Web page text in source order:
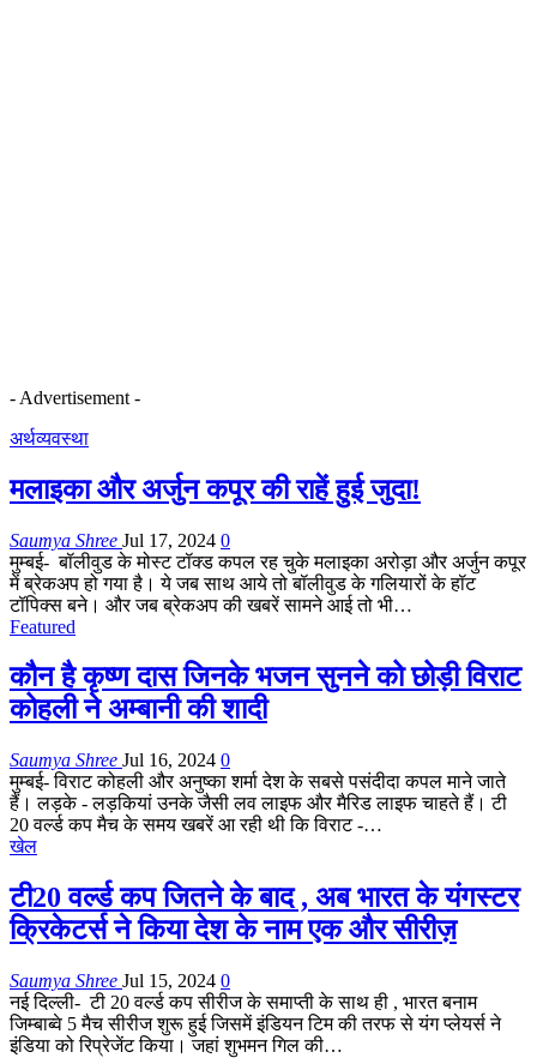
- Advertisement -
अर्थव्यवस्था
मलाइका और अर्जुन कपूर की राहें हुई जुदा!
Saumya Shree Jul 17, 2024 0
मुम्बई- बॉलीवुड के मोस्ट टॉक्ड कपल रह चुके मलाइका अरोड़ा और अर्जुन कपूर
में ब्रेकअप हो गया है। ये जब साथ आये तो बॉलीवुड के गलियारों के हॉट
टॉपिक्स बने। और जब ब्रेकअप की खबरें सामने आई तो भी…
Featured
कौन है कृष्ण दास जिनके भजन सुनने को छोड़ी विराट
कोहली ने अम्बानी की शादी
Saumya Shree Jul 16, 2024 0
मुम्बई- विराट कोहली और अनुष्का शर्मा देश के सबसे पसंदीदा कपल माने जाते
हैं। लड़के - लड़कियां उनके जैसी लव लाइफ और मैरिड लाइफ चाहते हैं। टी
20 वर्ल्ड कप मैच के समय खबरें आ रही थी कि विराट -…
खेल
टी20 वर्ल्ड कप जितने के बाद , अब भारत के यंगस्टर
क्रिकेटर्स ने किया देश के नाम एक और सीरीज़
Saumya Shree Jul 15, 2024 0
नई दिल्ली- टी 20 वर्ल्ड कप सीरीज के समाप्ती के साथ ही , भारत बनाम
जिम्बाब्वे 5 मैच सीरीज शुरू हुई जिसमें इंडियन टिम की तरफ से यंग प्लेयर्स ने
इंडिया को रिप्रेजेंट किया। जहां शुभमन गिल की…